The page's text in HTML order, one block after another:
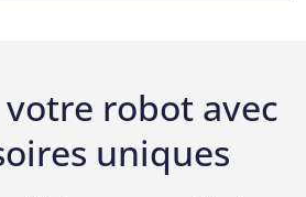
robot avec
uniques